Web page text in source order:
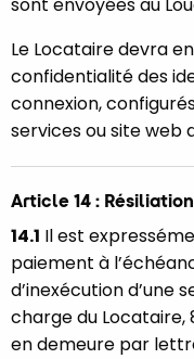
Le Locataire devra
confidentialité des
connexion,
services ou site web
Article 14 : Résiliation
14.1 Il est
paiement à
d’inexécution d’une
charge du Locataire,
en demeure par